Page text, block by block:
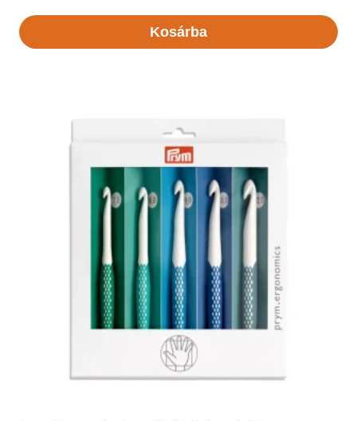
Kosárba